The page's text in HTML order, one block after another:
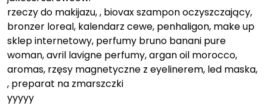
rzeczy do makijazu, , biovax szampon oczyszczający,
bronzer loreal, kalendarz cewe, penhaligon, make up
sklep internetowy, perfumy bruno banani pure
woman, avril lavigne perfumy, argan oil morocco,
aromas, rzęsy magnetyczne z eyelinerem, led maska,
, preparat na zmarszczki
yyyyy